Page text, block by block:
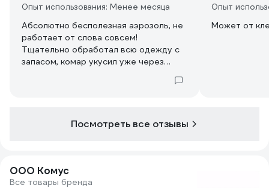
Опыт использования: Менее месяца
Абсолютно бесполезная аэрозоль, не
работает от слова совсем!
Тщательно обработал всю одежду с
запасом, комар укусил уже через
Опыт
Может от
Посмотреть все отзывы
ООО Комус
Все товары бренда